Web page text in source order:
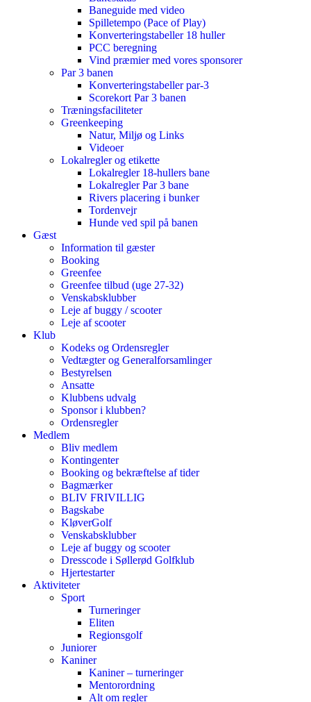
Baneguide med video
Spilletempo (Pace of Play)
Konverteringstabeller 18 huller
PCC beregning
Vind præmier med vores sponsorer
Par 3 banen
Konverteringstabeller par-3
Scorekort Par 3 banen
Træningsfaciliteter
Greenkeeping
Natur, Miljø og Links
Videoer
Lokalregler og etikette
Lokalregler 18-hullers bane
Lokalregler Par 3 bane
Rivers placering i bunker
Tordenvejr
Hunde ved spil på banen
Gæst
Information til gæster
Booking
Greenfee
Greenfee tilbud (uge 27-32)
Venskabsklubber
Leje af buggy / scooter
Leje af scooter
Klub
Kodeks og Ordensregler
Vedtægter og Generalforsamlinger
Bestyrelsen
Ansatte
Klubbens udvalg
Sponsor i klubben?
Ordensregler
Medlem
Bliv medlem
Kontingenter
Booking og bekræftelse af tider
Bagmærker
BLIV FRIVILLIG
Bagskabe
KløverGolf
Venskabsklubber
Leje af buggy og scooter
Dresscode i Søllerød Golfklub
Hjertestarter
Aktiviteter
Sport
Turneringer
Eliten
Regionsgolf
Juniorer
Kaniner
Kaniner – turneringer
Mentorordning
Alt om regler